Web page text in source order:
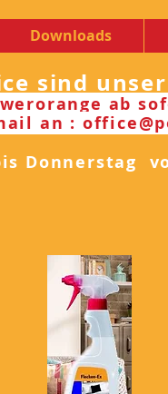
Downloads
sind
ab
an :
Donnerstag